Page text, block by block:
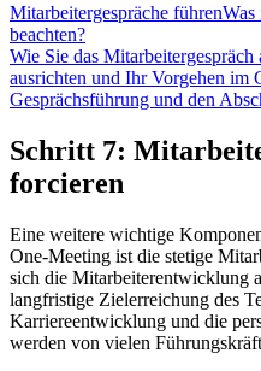
Mitarbeitergespräche führenWas
beachten?
Wie Sie das
ausrichten und Ihr Vorgehen im
Gesprächsführung und den
Schritt 7:
forcieren
Eine weitere wichtige
One-Meeting ist die stetige
sich die Mitarbeiterentwicklung
langfristige Zielerreichung des
Karriereentwicklung und die
werden von vielen